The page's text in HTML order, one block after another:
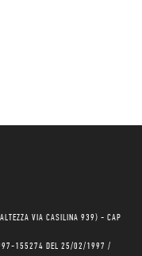
VIA CASILINA 939) - CAP
155274 DEL 25/02/1997 /